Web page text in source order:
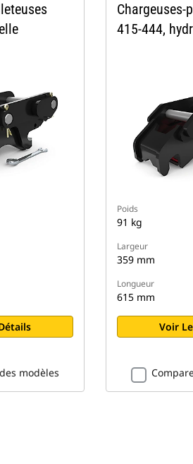
modèles
Chargeuses-
415-444,
Poids
91 kg
Largeur
359 mm
Longueur
615 mm
Voir